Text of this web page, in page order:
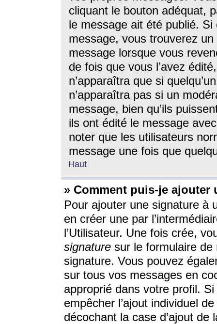
cliquant le bouton adéquat,
le message ait été publié. Si
message, vous trouverez
message lorsque vous
de fois que vous l’avez
n’apparaîtra que si
n’apparaîtra pas si un
message, bien qu’ils
ils ont édité le message
noter que les utilisateurs
message une fois que
Haut
» Comment puis-je ajouter
Pour ajouter une signature à
en créer une par
l’Utilisateur. Une fois crée,
signature sur le formulaire de
signature. Vous pouvez
sur tous vos messages en
approprié dans votre profil.
empêcher l’ajout individuel
décochant la case d’ajout